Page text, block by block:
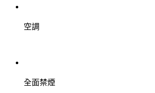
空調
全面禁煙